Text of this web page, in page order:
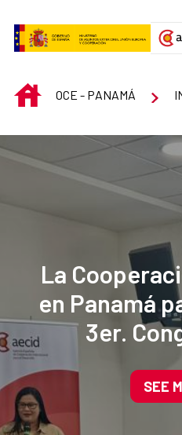
INICIOOCE - PANAMÁ
La
en Panamá
3er.
Manglares
basadas en
SEE